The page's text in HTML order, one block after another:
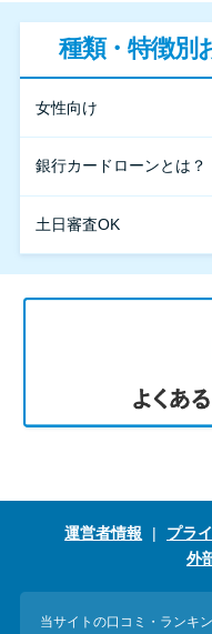
種類・特徴別
女性向け
銀行カードローンとは？
土日審査OK
運営者情報 プラ
外
当サイトの口コミ・ランキ